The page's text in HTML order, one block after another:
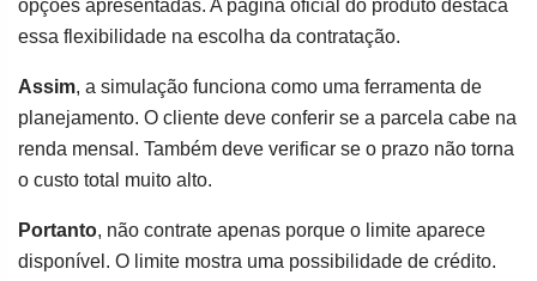
opções apresentadas. A página oficial do produto destaca
essa flexibilidade na escolha da contratação.
Assim, a simulação funciona como uma ferramenta de
planejamento. O cliente deve conferir se a parcela cabe na
renda mensal. Também deve verificar se o prazo não torna
o custo total muito alto.
Portanto, não contrate apenas porque o limite aparece
disponível. O limite mostra uma possibilidade de crédito.